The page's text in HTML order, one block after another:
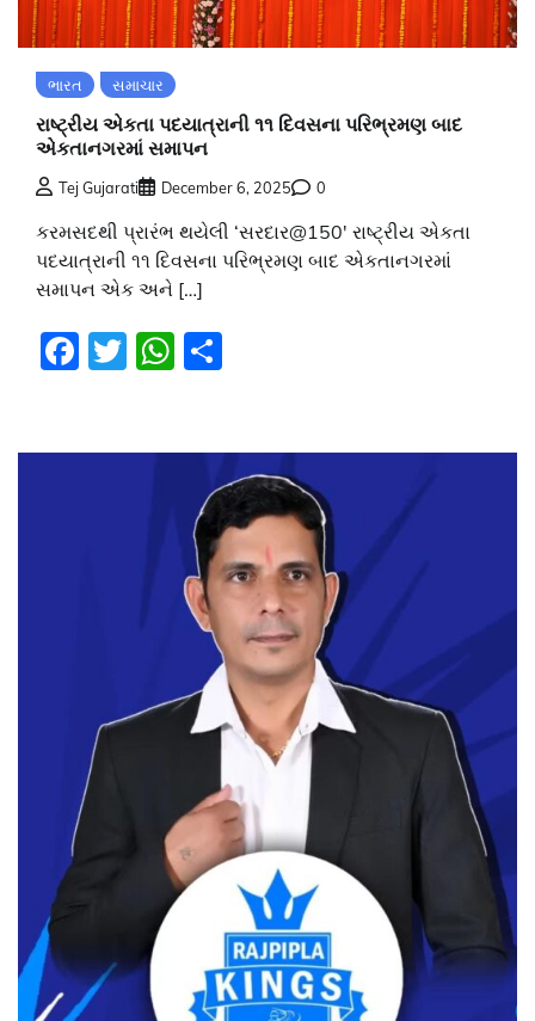
ભારત સમાચાર
રાષ્ટ્રીય એકતા પદયાત્રાની ૧૧ દિવસના પરિભ્રમણ બાદ
એકતાનગરમાં સમાપન
Tej Gujarati December 6, 2025 0
કરમસદથી પ્રારંભ થયેલી ‘સરદાર@150′ રાષ્ટ્રીય એકતા
પદયાત્રાની ૧૧ દિવસના પરિભ્રમણ બાદ એકતાનગરમાં
સમાપન એક અને […]
Facebook
TwitterWhatsApp